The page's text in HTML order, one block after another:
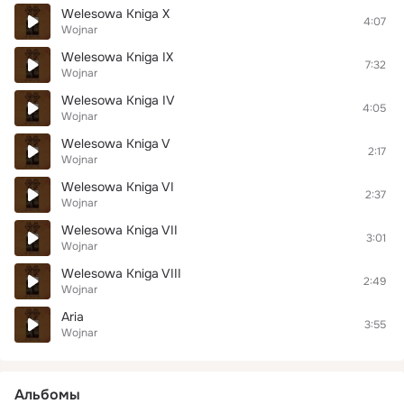
Welesowa Kniga X
Wojnar
4:07
Welesowa Kniga IX
Wojnar
7:32
Welesowa Kniga IV
Wojnar
4:05
Welesowa Kniga V
Wojnar
2:17
Welesowa Kniga VI
Wojnar
2:37
Welesowa Kniga VII
Wojnar
3:01
Welesowa Kniga VIII
Wojnar
2:49
Aria
Wojnar
3:55
Альбомы